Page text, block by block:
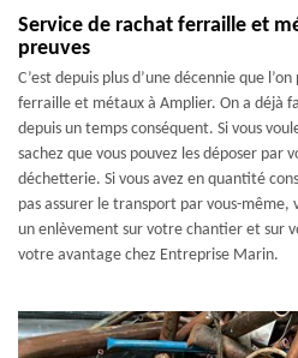
Service de rachat ferraille et
preuves
C’est depuis plus d’une décennie que
ferraille et métaux à Amplier. On a déjà
depuis un temps conséquent. Si vous
sachez que vous pouvez les déposer par
déchetterie. Si vous avez en quantité
pas assurer le transport par vous-même,
un enlèvement sur votre chantier et sur
votre avantage chez Entreprise Marin.